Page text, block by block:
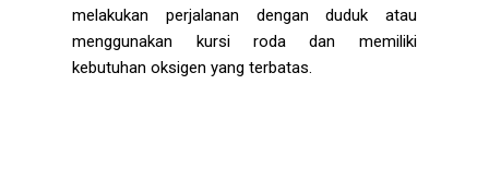
melakukan perjalanan dengan duduk atau
menggunakan kursi roda dan memiliki
kebutuhan oksigen yang terbatas.